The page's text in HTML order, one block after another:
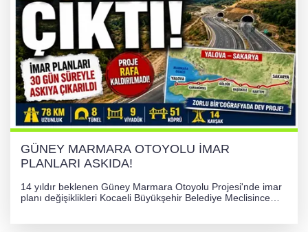
GÜNEY MARMARA OTOYOLU İMAR
PLANLARI ASKIDA!
14 yıldır beklenen Güney Marmara Otoyolu Projesi'nde imar
planı değişiklikleri Kocaeli Büyükşehir Belediye Meclisince